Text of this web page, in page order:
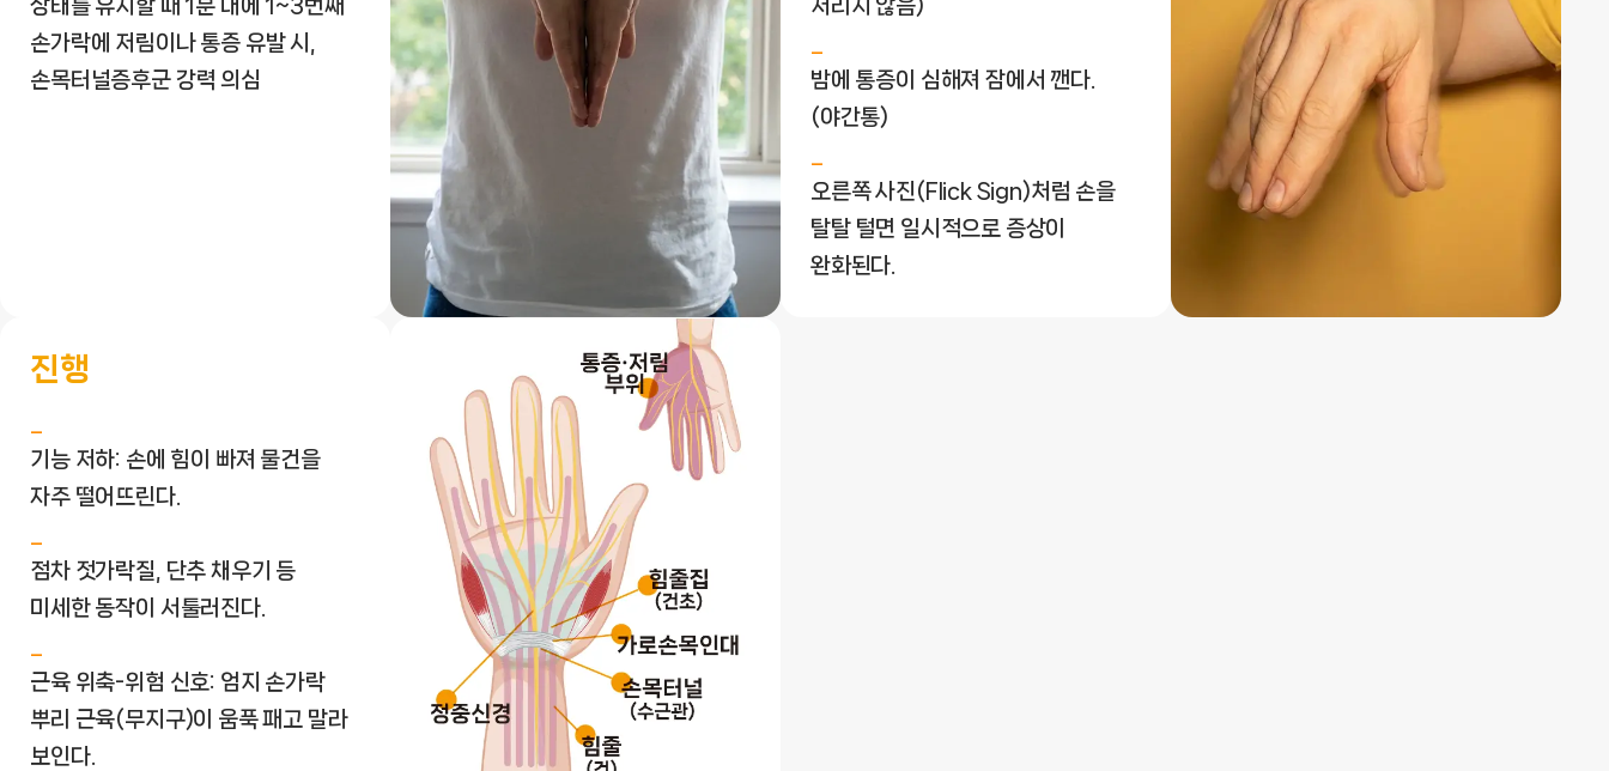
상태를 유지할 때 1분 내에 1~3번째
손가락에 저림이나 통증 유발 시,
손목터널증후군 강력 의심
저리지 않음)
밤에 통증이 심해져 잠에서 깬다.
(야간통)
오른쪽 사진(Flick Sign)처럼 손을
탈탈 털면 일시적으로 증상이
완화된다.
진행
기능 저하: 손에 힘이 빠져 물건을
자주 떨어뜨린다.
점차 젓가락질, 단추 채우기 등
미세한 동작이 서툴러진다.
근육 위축-위험 신호: 엄지 손가락
뿌리 근육(무지구)이 움푹 패고 말라
보인다.